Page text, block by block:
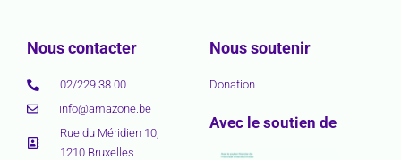
Nous contacter
02/229 38 00
info@amazone.be
Rue du Méridien 10,
1210 Bruxelles
Nous soutenir
Donation
Avec le soutien de